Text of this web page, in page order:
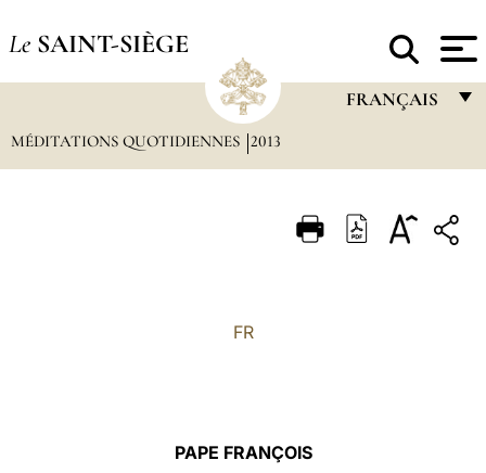
Le SAINT-SIÈGE
FRANÇAIS
ITALIANO
MÉDITATIONS QUOTIDIENNES 2013
FR
PAPE FRANÇOIS